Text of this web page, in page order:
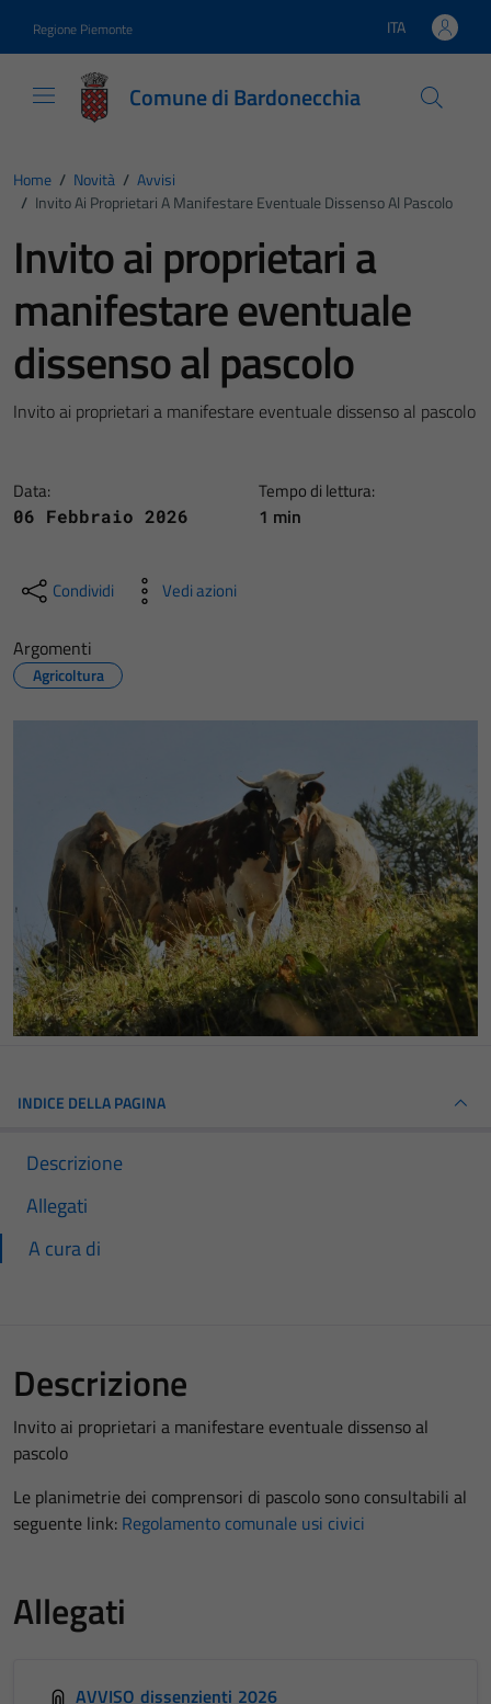
Regione Piemonte Lingua attiva:
ITA
Comune di Bardonecchia
Home / Novità / Avvisi
/ Invito Ai Proprietari A Manifestare Eventuale Dissenso Al Pascolo
Invito ai proprietari a
manifestare eventuale
dissenso al pascolo
Invito ai proprietari a manifestare eventuale dissenso al pascolo
Data:
06 Febbraio 2026
Tempo di lettura:
1 min
Condividi Vedi azioni
Argomenti
Agricoltura
INDICE DELLA PAGINA
Descrizione
Allegati
A cura di
Descrizione
Invito ai proprietari a manifestare eventuale dissenso al
pascolo
Le planimetrie dei comprensori di pascolo sono consultabili al
seguente link: Regolamento comunale usi civici
Allegati
AVVISO dissenzienti 2026